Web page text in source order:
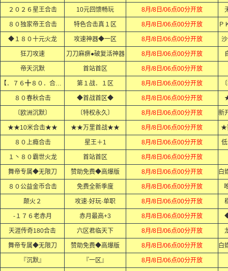
２０２６星王合击 10元回馈畅玩 8月/8日/06点00分开放
８０独家帝王合击 特色合击真１区 8月/8日/06点00分开放
◆１８０十元火龙 攻速神器◆一区 8月/8日/06点00分开放
狂刀攻速 刀刀麻痹●破复活神器 8月/8日/06点00分开放
帝天沉默 首站首区 8月/8日/06点00分开放
【．７６╋８０．合击．】 第１战．１区 8月/8日/06点00分开放
８０春秋合击 ◆首战首区◆ 8月/8日/06点00分开放
〔欧洲沉默〕 〔特权永久〕 8月/8日/06点00分开放
★★10米合击★★ ★★万里首战★★ 8月/8日/06点00分开放 ★
８０上瘾合击 星王＋1 8月/8日/06点00分开放
１丶８０霸世火龙 首站首区 8月/8日/06点00分开放
舞帝专属◆无限刀 赞助免费◆高爆版 8月/8日/06点00分开放
８０公益金币合击 免费全新季度 8月/8日/06点00分开放
颠火２ 攻速·好玩·单职 8月/8日/06点00分开放
-１７６老赤月 赤月最高+3 8月/8日/06点00分开放
天涯传奇180合击 六区君临天下 8月/8日/06点00分开放
舞帝专属◆无限刀 赞助免费◆高爆版 8月/8日/06点00分开放
『沉默』 『一区』 8月/8日/06点00分开放